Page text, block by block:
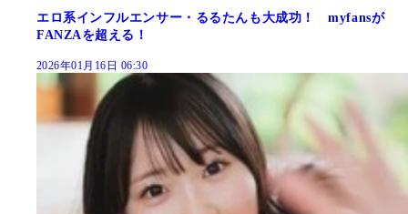
エロ系インフルエンサー・るるたんも大成功！ myfansが
FANZAを超える！
2026年01月16日 06:30